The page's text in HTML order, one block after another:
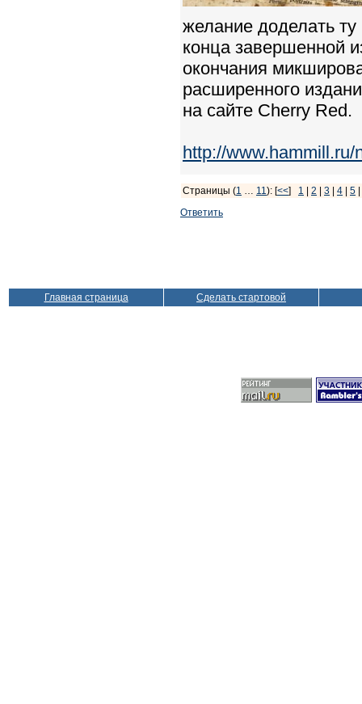
желание доделать
конца завершенной
окончания
расширенного
на сайте Cherry Red.
http://www.hammill.ru/
Страницы (1 … 11): [<<] 1 2 3 4 5
Ответить
Главная страница Сделать стартовой